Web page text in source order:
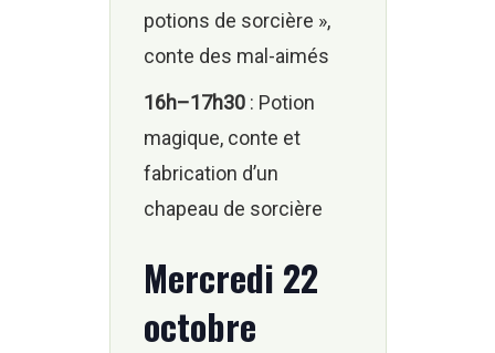
potions de sorcière »,
conte des mal-aimés
16h–17h30 : Potion
magique, conte et
fabrication d’un
chapeau de sorcière
Mercredi 22
octobre